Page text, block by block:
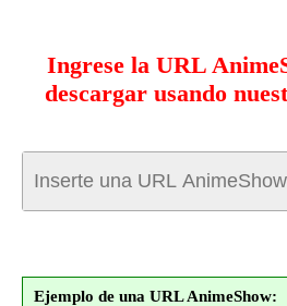
Ingrese la URL
descargar usando
Ejemplo de una URL AnimeShow: